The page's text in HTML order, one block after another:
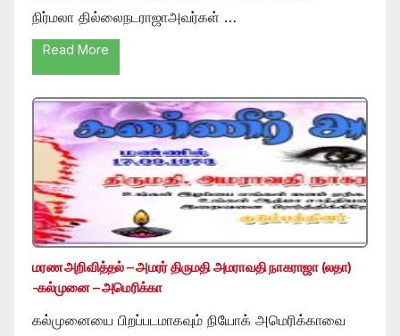
நிர்மலா தில்லைநடராஜாஅவர்கள் …
Read More
மரண அறிவித்தல் – அமரர் திருமதி அமராவதி நாகராஜா (லதா)
-கல்முனை – அமெரிக்கா
கல்முனையை பிறப்படமாகவும் நியோக் அமெரிக்காவை